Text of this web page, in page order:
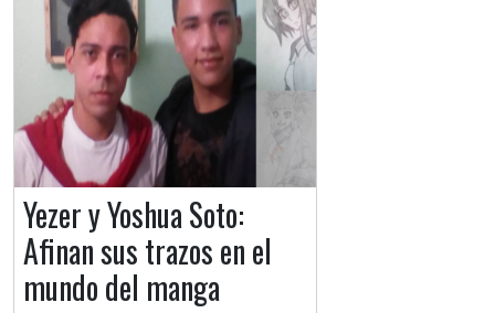
Yezer y Yoshua Soto:
Afinan sus trazos en el
mundo del manga